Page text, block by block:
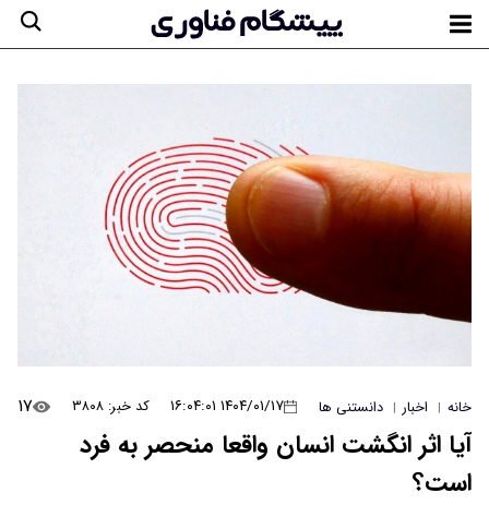
خانه | اخبار | دانستنی ها ۱۴۰۴/۰۱/۱۷ ۱۶:۰۴:۰۱ کد خبر: ۳۸۰۸ ۱۷
آیا اثر انگشت انسان واقعا منحصر به‌ فرد
است؟